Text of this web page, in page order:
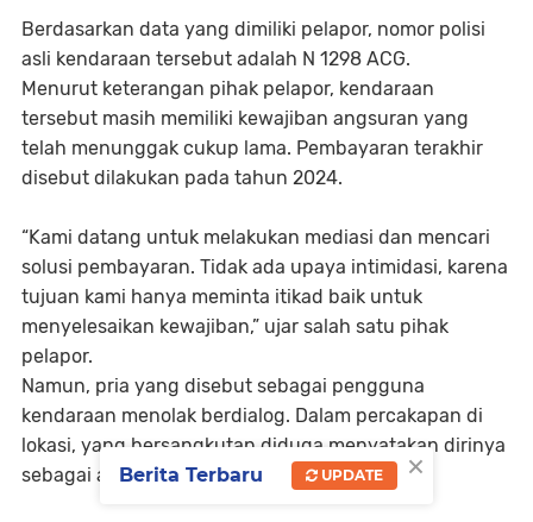
Berdasarkan data yang dimiliki pelapor, nomor polisi
asli kendaraan tersebut adalah N 1298 ACG.
Menurut keterangan pihak pelapor, kendaraan
tersebut masih memiliki kewajiban angsuran yang
telah menunggak cukup lama. Pembayaran terakhir
disebut dilakukan pada tahun 2024.
“Kami datang untuk melakukan mediasi dan mencari
solusi pembayaran. Tidak ada upaya intimidasi, karena
tujuan kami hanya meminta itikad baik untuk
menyelesaikan kewajiban,” ujar salah satu pihak
pelapor.
Namun, pria yang disebut sebagai pengguna
kendaraan menolak berdialog. Dalam percakapan di
lokasi, yang bersangkutan diduga menyatakan dirinya
sebagai ajudan seorang jenderal.
×
Berita Terbaru UPDATE